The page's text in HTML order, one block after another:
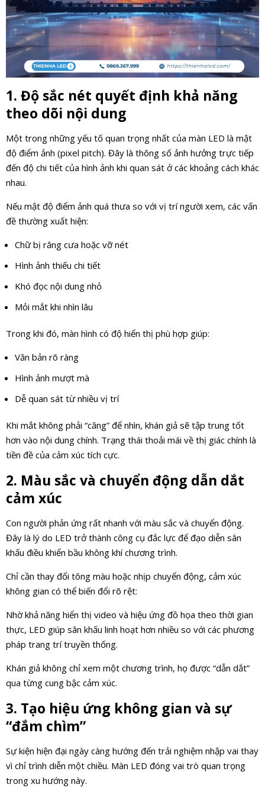
1. Độ sắc nét quyết định khả năng
theo dõi nội dung
Một trong những yếu tố quan trọng nhất của màn LED là mật
độ điểm ảnh (pixel pitch). Đây là thông số ảnh hưởng trực tiếp
đến độ chi tiết của hình ảnh khi quan sát ở các khoảng cách khác
nhau.
Nếu mật độ điểm ảnh quá thưa so với vị trí người xem, các vấn
đề thường xuất hiện:
Chữ bị răng cưa hoặc vỡ nét
Hình ảnh thiếu chi tiết
Khó đọc nội dung nhỏ
Mỏi mắt khi nhìn lâu
Trong khi đó, màn hình có độ hiển thị phù hợp giúp:
Văn bản rõ ràng
Hình ảnh mượt mà
Dễ quan sát từ nhiều vị trí
Khi mắt không phải “căng” để nhìn, khán giả sẽ tập trung tốt
hơn vào nội dung chính. Trạng thái thoải mái về thị giác chính là
tiền đề của cảm xúc tích cực.
2. Màu sắc và chuyển động dẫn dắt
cảm xúc
Con người phản ứng rất nhanh với màu sắc và chuyển động.
Đây là lý do LED trở thành công cụ đắc lực để đạo diễn sân
khấu điều khiển bầu không khí chương trình.
Chỉ cần thay đổi tông màu hoặc nhịp chuyển động, cảm xúc
không gian có thể biến đổi rõ rệt:
Nhờ khả năng hiển thị video và hiệu ứng đồ họa theo thời gian
thực, LED giúp sân khấu linh hoạt hơn nhiều so với các phương
pháp trang trí truyền thống.
Khán giả không chỉ xem một chương trình, họ được “dẫn dắt”
qua từng cung bậc cảm xúc.
3. Tạo hiệu ứng không gian và sự
“đắm chìm”
Sự kiện hiện đại ngày càng hướng đến trải nghiệm nhập vai thay
vì chỉ trình diễn một chiều. Màn LED đóng vai trò quan trọng
trong xu hướng này.